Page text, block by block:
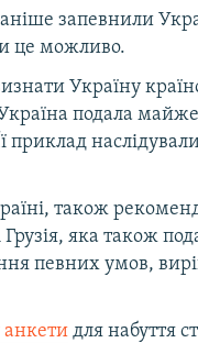
запевнили
це можливо.
Україну
подала
приклад
також
яка також
певних умов,
анкети для набуття